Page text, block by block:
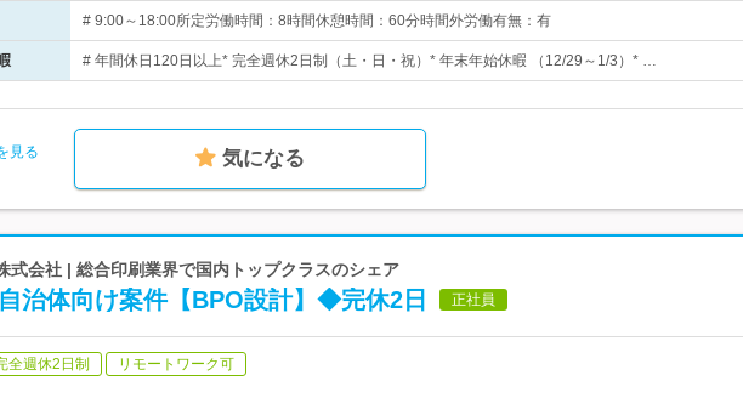
# 9:00～18:00所定労働時間：8時間休憩時間：60分時間外労働有無：有
# 年間休日120日以上* 完全週休2日制（土・日・祝）* 年末年始休暇 （12/29～1/3）* …
見る 気になる
式会社 | 総合印刷業界で国内トップクラスのシェア
治体向け案件【BPO設計】◆完休2日 正社員
全週休2日制 リモートワーク可